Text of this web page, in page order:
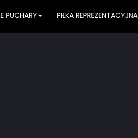
PUCHARY PIŁKA REPREZENTACYJNA